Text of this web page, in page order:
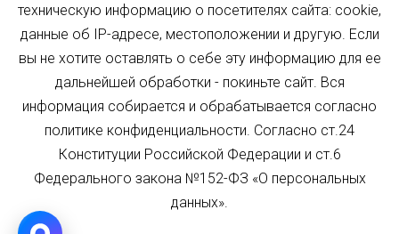
техническую информацию о посетителях сайта: cookie,
данные об IP-адресе, местоположении и другую. Если
вы не хотите оставлять о себе эту информацию для ее
дальнейшей обработки - покиньте сайт. Вся
информация собирается и обрабатывается согласно
политике конфиденциальности. Согласно ст.24
Конституции Российской Федерации и ст.6
Федерального закона №152-ФЗ «О персональных
данных».